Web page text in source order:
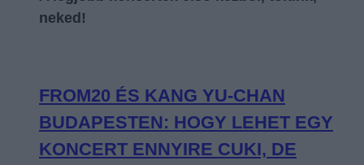
neked!
FROM20 ÉS KANG YU-CHAN
BUDAPESTEN: HOGY LEHET EGY
KONCERT ENNYIRE CUKI, DE